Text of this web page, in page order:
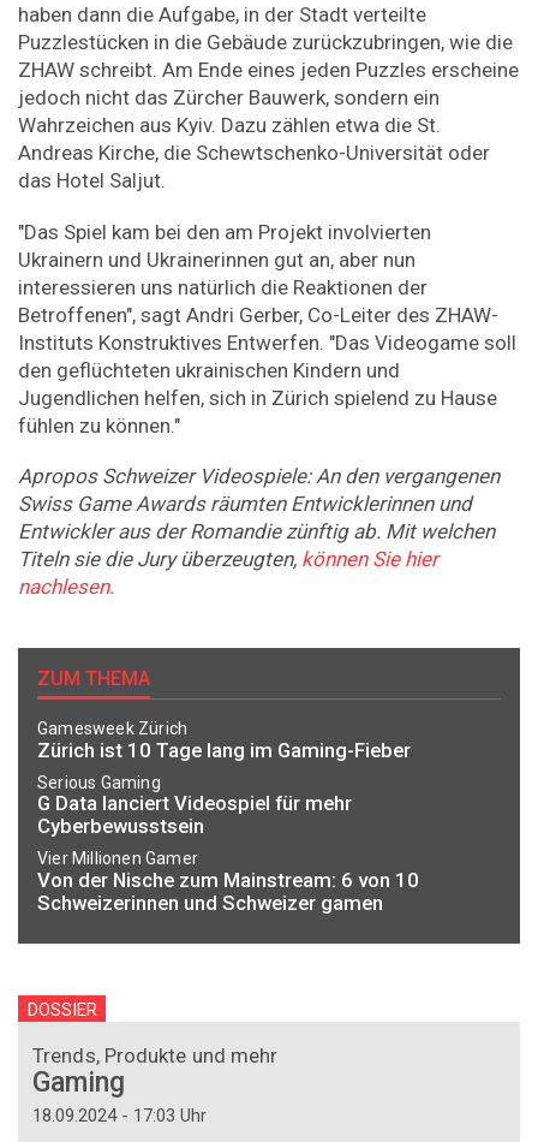
haben dann die Aufgabe, in der Stadt verteilte
Puzzlestücken in die Gebäude zurückzubringen, wie die
ZHAW schreibt. Am Ende eines jeden Puzzles erscheine
jedoch nicht das Zürcher Bauwerk, sondern ein
Wahrzeichen aus Kyiv. Dazu zählen etwa die St.
Andreas Kirche, die Schewtschenko-Universität oder
das Hotel Saljut.
"Das Spiel kam bei den am Projekt involvierten
Ukrainern und Ukrainerinnen gut an, aber nun
interessieren uns natürlich die Reaktionen der
Betroffenen", sagt Andri Gerber, Co-Leiter des ZHAW-
Instituts Konstruktives Entwerfen. "Das Videogame soll
den geflüchteten ukrainischen Kindern und
Jugendlichen helfen, sich in Zürich spielend zu Hause
fühlen zu können."
Apropos Schweizer Videospiele: An den vergangenen
Swiss Game Awards räumten Entwicklerinnen und
Entwickler aus der Romandie zünftig ab. Mit welchen
Titeln sie die Jury überzeugten, können Sie hier
nachlesen.
ZUM THEMA
Gamesweek Zürich
Zürich ist 10 Tage lang im Gaming-Fieber
Serious Gaming
G Data lanciert Videospiel für mehr
Cyberbewusstsein
Vier Millionen Gamer
Von der Nische zum Mainstream: 6 von 10
Schweizerinnen und Schweizer gamen
DOSSIER
Trends, Produkte und mehr
Gaming
18.09.2024 - 17:03 Uhr